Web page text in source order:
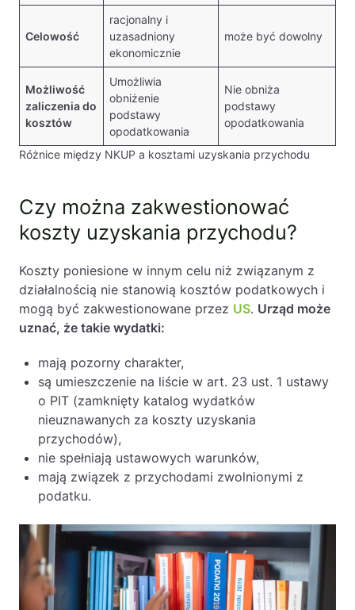
Celowość
racjonalny i
uzasadniony
ekonomicznie
może być dowolny
Możliwość
zaliczenia do
kosztów
Umożliwia
obniżenie
podstawy
opodatkowania
Nie obniża
podstawy
opodatkowania
Różnice między NKUP a kosztami uzyskania przychodu
Czy można zakwestionować
koszty uzyskania przychodu?
Koszty poniesione w innym celu niż związanym z
działalnością nie stanowią kosztów podatkowych i
mogą być zakwestionowane przez US. Urząd może
uznać, że takie wydatki:
mają pozorny charakter,
są umieszczenie na liście w art. 23 ust. 1 ustawy
o PIT (zamknięty katalog wydatków
nieuznawanych za koszty uzyskania
przychodów),
nie spełniają ustawowych warunków,
mają związek z przychodami zwolnionymi z
podatku.